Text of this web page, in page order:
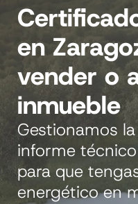
en
vender o
inmueble
Gestionamos
informe
para que
energético en